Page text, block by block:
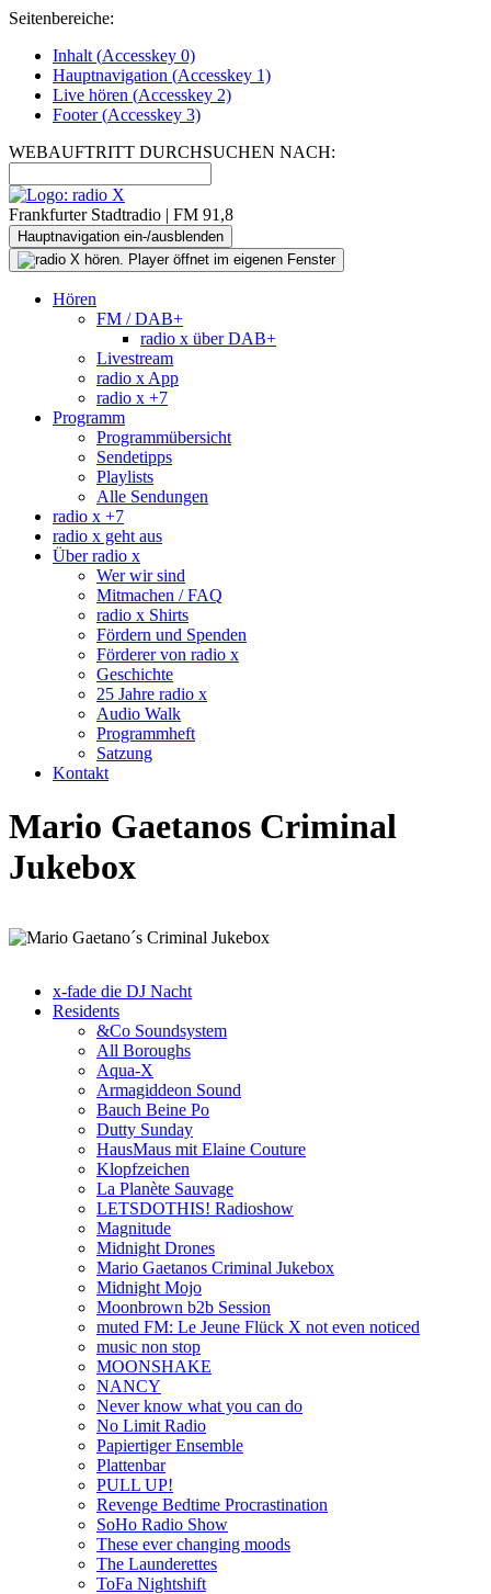
Seitenbereiche:
Inhalt (Accesskey 0)
Hauptnavigation (Accesskey 1)
Live hören (Accesskey 2)
Footer(Accesskey 3)
WEBAUFTRITT DURCHSUCHEN NACH:
Frankfurter Stadtradio | FM 91,8
Hauptnavigation ein-/ausblenden
Hören
FM / DAB+
radio x über DAB+
Livestream
radio x App
radio x +7
Programm
Programmübersicht
Sendetipps
Playlists
Alle Sendungen
radio x +7
radio x geht aus
Über radio x
Wer wir sind
Mitmachen / FAQ
radio x Shirts
Fördern und Spenden
Förderer von radio x
Geschichte
25 Jahre radio x
Audio Walk
Programmheft
Satzung
Kontakt
Mario Gaetanos Criminal
Jukebox
x-fade die DJ Nacht
Residents
&Co Soundsystem
All Boroughs
Aqua-X
Armagiddeon Sound
Bauch Beine Po
Dutty Sunday
HausMaus mit Elaine Couture
Klopfzeichen
La Planète Sauvage
LETSDOTHIS! Radioshow
Magnitude
Midnight Drones
Mario Gaetanos Criminal Jukebox
Midnight Mojo
Moonbrown b2b Session
muted FM: Le Jeune Flück X not even noticed
music non stop
MOONSHAKE
NANCY
Never know what you can do
No Limit Radio
Papiertiger Ensemble
Plattenbar
PULL UP!
Revenge Bedtime Procrastination
SoHo Radio Show
These ever changing moods
The Launderettes
ToFa Nightshift